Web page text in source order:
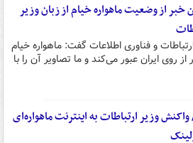
خبر از وضعیت ماهواره خیام از زبان وزیر
و فناوری اطلاعات گفت: ماهواره خیام
۴ بار و گاهی اوقات ۳ بار از روی ایران عبور می‌کند و ما تصاویر آن را با
وزیر ارتباطات به اینترنت ماهواره‌ای